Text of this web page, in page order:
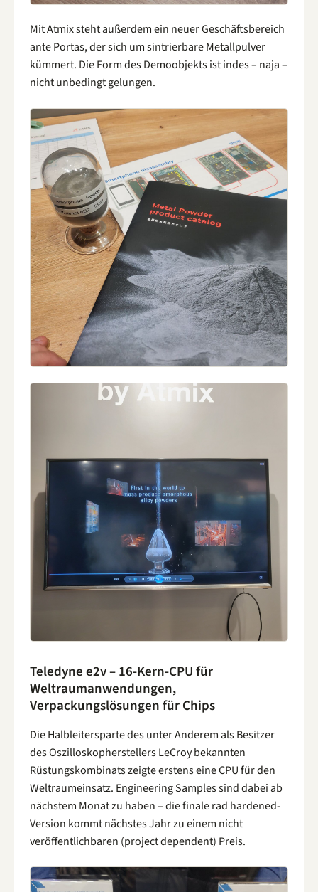
Mit Atmix steht außerdem ein neuer Geschäftsbereich
ante Portas, der sich um sintrierbare Metallpulver
kümmert. Die Form des Demoobjekts ist indes – naja –
nicht unbedingt gelungen.
Teledyne e2v – 16-Kern-CPU für
Weltraumanwendungen,
Verpackungslösungen für Chips
Die Halbleitersparte des unter Anderem als Besitzer
des Oszilloskopherstellers LeCroy bekannten
Rüstungskombinats zeigte erstens eine CPU für den
Weltraumeinsatz. Engineering Samples sind dabei ab
nächstem Monat zu haben – die finale rad hardened-
Version kommt nächstes Jahr zu einem nicht
veröffentlichbaren (project dependent) Preis.